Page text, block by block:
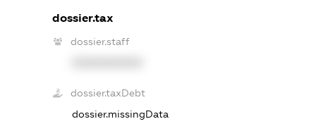
dossier.tax
dossier.staff
dossier.taxDebt
dossier.missingData